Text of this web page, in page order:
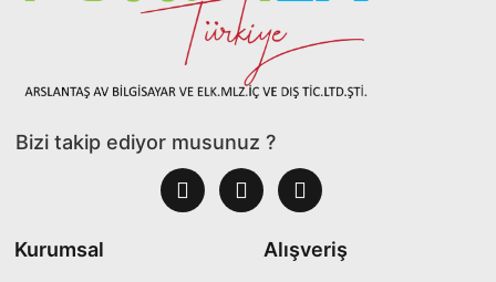
Bizi takip ediyor musunuz ?
Kurumsal Alışveriş